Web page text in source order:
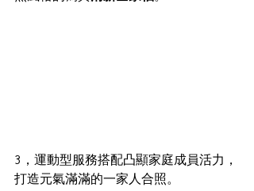
3，運動型服務搭配凸顯家庭成員活力，
打造元氣滿滿的一家人合照。